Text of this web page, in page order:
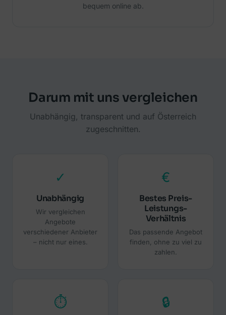
bequem online ab.
Darum mit uns vergleichen
Unabhängig, transparent und auf Österreich
zugeschnitten.
✓
Unabhängig
Wir vergleichen
Angebote
verschiedener Anbieter
– nicht nur eines.
€
Bestes Preis-
Leistungs-
Verhältnis
Das passende Angebot
finden, ohne zu viel zu
zahlen.
⏱ 🔒